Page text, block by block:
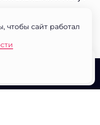
чтобы сайт работал